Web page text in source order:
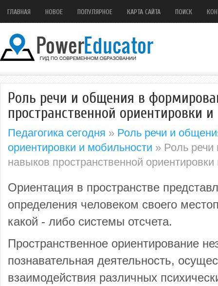
ГЛАВНАЯ НОВОЕ ПОПУЛЯРНОЕ КАРТА САЙТА ПОИСК
Роль речи и общения в
пространственной ориентировки
Педагогика сегодня » Роль речи и
ориентировки и мобильности » Роль
навыков пространственной
Ориентация в пространстве
определения человеком своего
какой - либо системы отсчета.
Пространственное ориентирование
познавательная деятельность,
взаимодействия различных